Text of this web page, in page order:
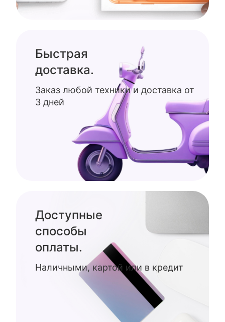
Быстрая
доставка.
Заказ любой техники и доставка от
3 дней
Доступные
способы
оплаты.
Наличными, картой или в кредит